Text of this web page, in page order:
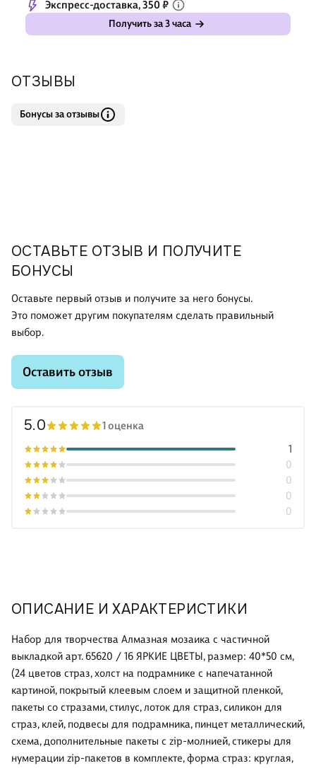
Экспресс-доставка, 350 ₽
Получить за 3 часа
ОПИСАНИЕ И ХАРАКТЕРИСТИКИ
Набор для творчества Алмазная мозаика с частичной
выкладкой арт. 65620 / 16 ЯРКИЕ ЦВЕТЫ, размер: 40*50 см,
(24 цветов страз, холст на подрамнике с напечатанной
картиной, покрытый клеевым слоем и защитной пленкой,
пакеты со стразами, стилус, лоток для страз, силикон для
страз, клей, подвесы для подрамника, пинцет металлический,
схема, дополнительные пакеты с zip-молнией, стикеры для
нумерации zip-пакетов в комплекте, форма страз: круглая,
ОТЗЫВЫ
Бонусы за отзывы
ОСТАВЬТЕ ОТЗЫВ И ПОЛУЧИТЕ
БОНУСЫ
Оставьте первый отзыв и получите за него бонусы.
Это поможет другим покупателям сделать правильный
выбор.
Оставить отзыв
5.0 1 оценка
0
0
0
0
1